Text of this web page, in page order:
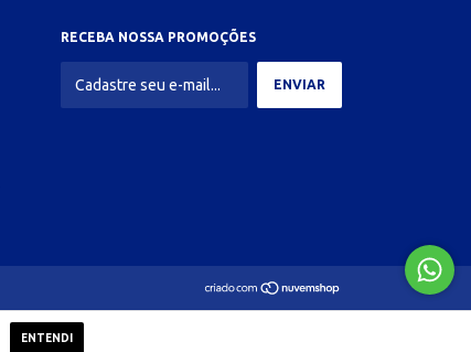
ENTENDI
RECEBA NOSSA PROMOÇÕES